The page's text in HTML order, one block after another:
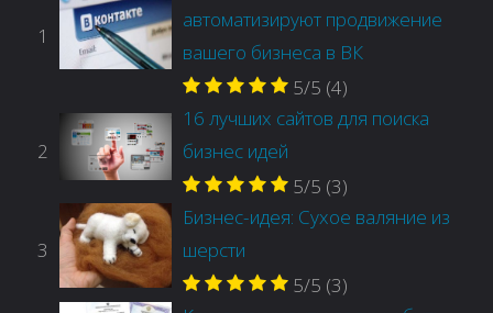
1
автоматизируют продвижение
вашего бизнеса в ВК
5/5 (4)
2
16 лучших сайтов для поиска
бизнес идей
5/5 (3)
3
Бизнес-идея: Сухое валяние из
шерсти
5/5 (3)